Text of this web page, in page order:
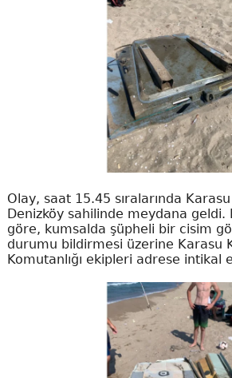
Olay, saat 15.45 sıralarında
Denizköy sahilinde meydana geldi.
göre, kumsalda şüpheli bir cisim
durumu bildirmesi üzerine Karasu
Komutanlığı ekipleri adrese intikal